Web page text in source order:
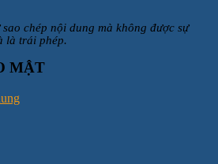
sao chép nội dung mà không được sự
là trái phép.
MẬT